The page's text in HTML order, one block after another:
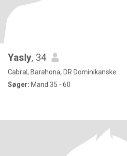
Yasly, 34
Cabral, Barahona, DR Dominikanske
Søger: Mand 35 - 60